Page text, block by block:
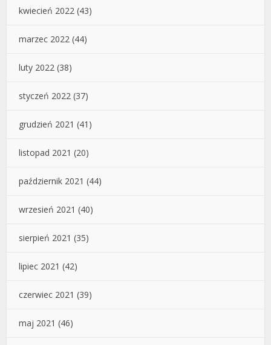
kwiecień 2022 (43)
marzec 2022 (44)
luty 2022 (38)
styczeń 2022 (37)
grudzień 2021 (41)
listopad 2021 (20)
październik 2021 (44)
wrzesień 2021 (40)
sierpień 2021 (35)
lipiec 2021 (42)
czerwiec 2021 (39)
maj 2021 (46)